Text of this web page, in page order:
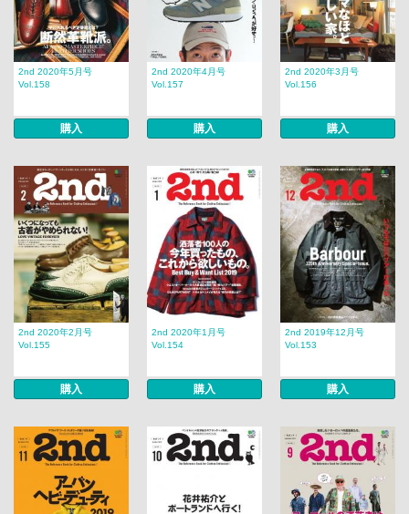
2nd 2020年5月号
Vol.158
購入
2nd 2020年4月号
Vol.157
購入
2nd 2020年3月号
Vol.156
購入
2nd 2020年2月号
Vol.155
購入
2nd 2020年1月号
Vol.154
購入
2nd 2019年12月号
Vol.153
購入